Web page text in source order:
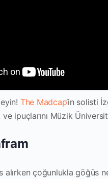
The Madcap‘in solisti
ipuçlarını Müzik
çoğunlukla göğüs